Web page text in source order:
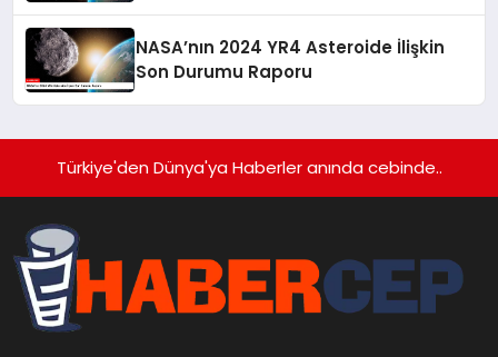
NASA’nın 2024 YR4 Asteroide İlişkin
Son Durumu Raporu
Türkiye'den Dünya'ya Haberler anında cebinde..